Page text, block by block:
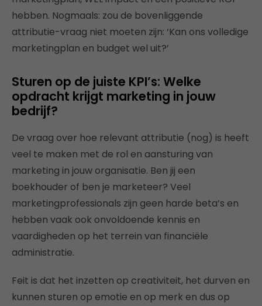
hebben. Nogmaals: zou de bovenliggende
attributie-vraag niet moeten zijn: ‘Kan ons volledige
marketingplan en budget wel uit?’
Sturen op de juiste KPI’s: Welke
opdracht krijgt marketing in jouw
bedrijf?
De vraag over hoe relevant attributie (nog) is heeft
veel te maken met de rol en aansturing van
marketing in jouw organisatie. Ben jij een
boekhouder of ben je marketeer? Veel
marketingprofessionals zijn geen harde beta’s en
hebben vaak ook onvoldoende kennis en
vaardigheden op het terrein van financiële
administratie.
Feit is dat het inzetten op creativiteit, het durven en
kunnen sturen op emotie en op merk en dus op